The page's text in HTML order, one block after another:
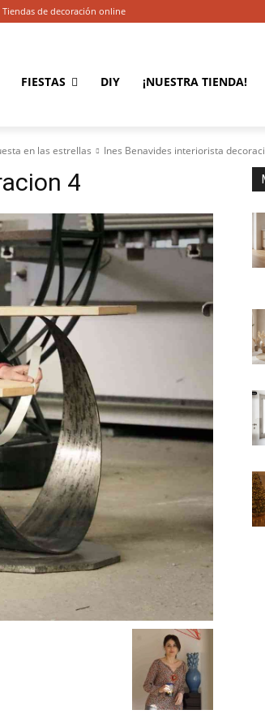
Tiendas de decoración online
FIESTAS DIY ¡NUESTRA TIENDA!
en las estrellas Ines Benavides interiorista
4